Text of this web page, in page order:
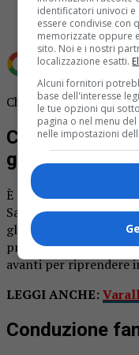
Chiosco del Sacro
Chiosco del
gestore
È ancora in cerca di
Sacro Monte.Dopo
gli eredi Marrari hanno
preso la difficile
avanti per riprendere
LEGGI ANCHE:
Conduzione
identificatori univoci
essere condivise con
memorizzate oppure
sito. Noi e i nostri
localizzazione esatti.
Alcuni fornitori
base dell'interesse
le tue opzioni qui
pagina o nel menu
nelle impostazioni